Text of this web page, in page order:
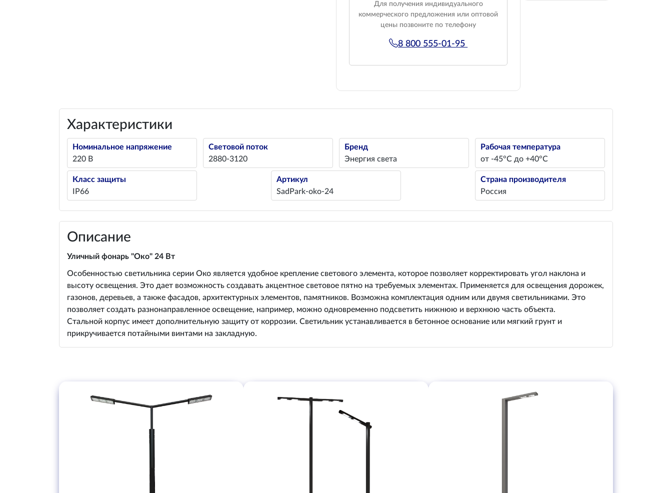
Для получения индивидуального
коммерческого предложения или оптовой
цены позвоните по телефону
8 800 555-01-95
Характеристики
Номинальное напряжение
220 В
Световой поток
2880-3120
Бренд
Энергия света
Рабочая температура
от -45°С до +40°С
Класс защиты
IP66
Артикул
SadPark-oko-24
Страна производителя
Россия
Описание
Уличный фонарь "Око" 24 Вт
Особенностью светильника серии Око является удобное крепление светового элемента, которое позволяет корректировать угол наклона и
высоту освещения. Это дает возможность создавать акцентное световое пятно на требуемых элементах. Применяется для освещения дорожек,
газонов, деревьев, а также фасадов, архитектурных элементов, памятников. Возможна комплектация одним или двумя светильниками. Это
позволяет создать разнонаправленное освещение, например, можно одновременно подсветить нижнюю и верхнюю часть объекта.
Стальной корпус имеет дополнительную защиту от коррозии. Светильник устанавливается в бетонное основание или мягкий грунт и
прикручивается потайными винтами на закладную.